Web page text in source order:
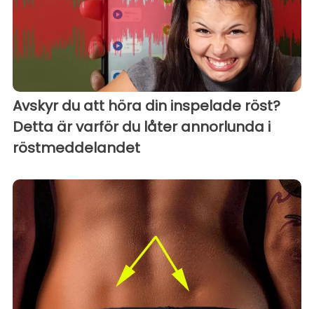
Avskyr du att höra din inspelade röst?
Detta är varför du låter annorlunda i
röstmeddelandet